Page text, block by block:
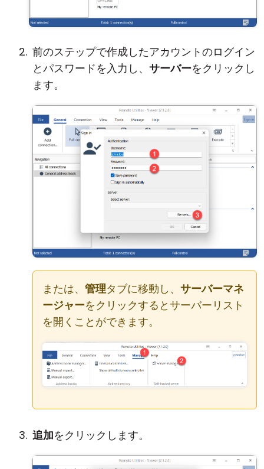
前のステップで作成したアカウントのログイン
とパスワードを入力し、 サーバーをクリックし
ます。
または、 管理タブに移動し、 サーバーマネ
ージャーをクリックするとサーバーリスト
を開くことができます。
追加をクリックします。